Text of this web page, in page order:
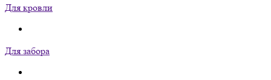
Для кровли
Для забора